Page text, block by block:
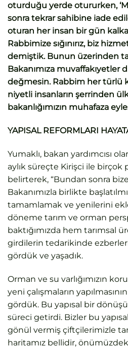
oturduğu yerde otururken,
sonra tekrar sahibine iade
oturan her insan bir gün
Rabbimize sığınırız, biz
demiştik. Bunun üzerinden
Bakanımıza muvaffakıyetler
değmesin. Rabbim her türlü
niyetli insanların şerrinden
bakanlığımızın muhafaza
YAPISAL REFORMLARI
Yumaklı, bakan yardımcısı
aylık süreçte Kirişci ile birçok
belirterek, “Bundan sonra
Bakanımızla birlikte
tamamlamak ve yenilerini
döneme tarım ve orman
baktığımızda hem tarımsal
girdilerin tedarikinde
gördük ve yaşadık.
Orman ve su varlığımızın
yeni çalışmaların
gördük. Bu yapısal bir
süreci getirdi. Bizler bu
gönül vermiş çiftçilerimizle
haritamız bellidir,